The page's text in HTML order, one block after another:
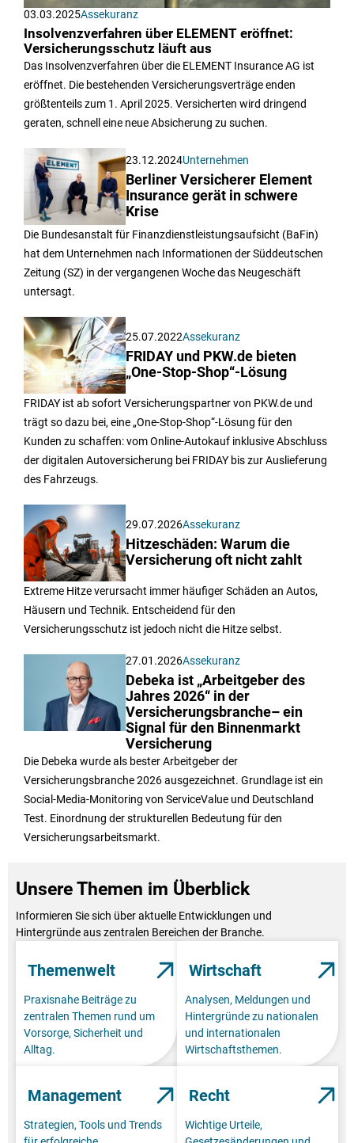
03.03.2025Assekuranz
Insolvenzverfahren über ELEMENT eröffnet:
Versicherungsschutz läuft aus
Das Insolvenzverfahren über die ELEMENT Insurance AG ist
eröffnet. Die bestehenden Versicherungsverträge enden
größtenteils zum 1. April 2025. Versicherten wird dringend
geraten, schnell eine neue Absicherung zu suchen.
23.12.2024Unternehmen
Berliner Versicherer Element
Insurance gerät in schwere
Krise
Die Bundesanstalt für Finanzdienstleistungsaufsicht (BaFin)
hat dem Unternehmen nach Informationen der Süddeutschen
Zeitung (SZ) in der vergangenen Woche das Neugeschäft
untersagt.
25.07.2022Assekuranz
FRIDAY und PKW.de bieten
„One-Stop-Shop“-Lösung
FRIDAY ist ab sofort Versicherungspartner von PKW.de und
trägt so dazu bei, eine „One-Stop-Shop“-Lösung für den
Kunden zu schaffen: vom Online-Autokauf inklusive Abschluss
der digitalen Autoversicherung bei FRIDAY bis zur Auslieferung
des Fahrzeugs.
29.07.2026Assekuranz
Hitzeschäden: Warum die
Versicherung oft nicht zahlt
Extreme Hitze verursacht immer häufiger Schäden an Autos,
Häusern und Technik. Entscheidend für den
Versicherungsschutz ist jedoch nicht die Hitze selbst.
27.01.2026Assekuranz
Debeka ist „Arbeitgeber des
Jahres 2026“ in der
Versicherungsbranche– ein
Signal für den Binnenmarkt
Versicherung
Die Debeka wurde als bester Arbeitgeber der
Versicherungsbranche 2026 ausgezeichnet. Grundlage ist ein
Social-Media-Monitoring von ServiceValue und Deutschland
Test. Einordnung der strukturellen Bedeutung für den
Versicherungsarbeitsmarkt.
Unsere Themen im Überblick
Informieren Sie sich über aktuelle Entwicklungen und
Hintergründe aus zentralen Bereichen der Branche.
Themenwelt
Praxisnahe Beiträge zu
zentralen Themen rund um
Vorsorge, Sicherheit und
Alltag.
Wirtschaft
Analysen, Meldungen und
Hintergründe zu nationalen
und internationalen
Wirtschaftsthemen.
Management
Strategien, Tools und Trends
Recht
Wichtige Urteile,